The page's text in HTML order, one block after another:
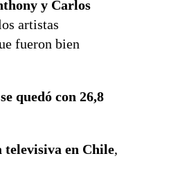
y Carlos
artistas
fueron bien
quedó con 26,8
en Chile,